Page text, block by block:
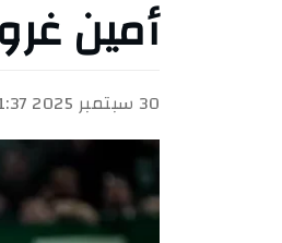
أمين
30 سبتمبر 2025 11:37